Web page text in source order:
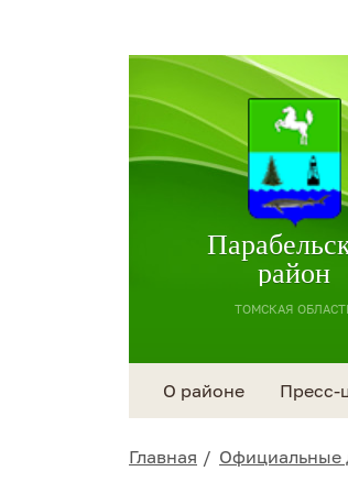
район
ТОМСКАЯ
О районе Пресс-
Главная Официальные